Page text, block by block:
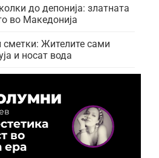
до депонија: златната
во Македонија
сметки: Жителите сами
и носат вода
во
ера